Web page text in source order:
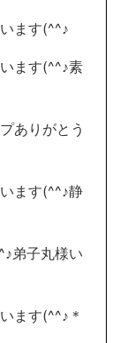
ます(^^♪
ます(^^♪素
ありがとう
ます(^^♪静
弟子丸様い
ます(^^♪＊